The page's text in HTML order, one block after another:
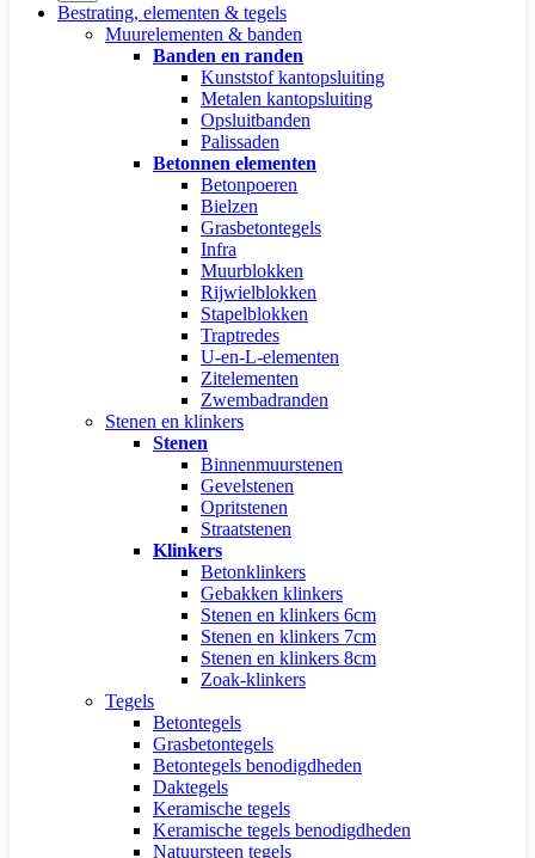
Bestrating, elementen & tegels
Muurelementen & banden
Banden en randen
Kunststof kantopsluiting
Metalen kantopsluiting
Opsluitbanden
Palissaden
Betonnen elementen
Betonpoeren
Bielzen
Grasbetontegels
Infra
Muurblokken
Rijwielblokken
Stapelblokken
Traptredes
U-en-L-elementen
Zitelementen
Zwembadranden
Stenen en klinkers
Stenen
Binnenmuurstenen
Gevelstenen
Opritstenen
Straatstenen
Klinkers
Betonklinkers
Gebakken klinkers
Stenen en klinkers 6cm
Stenen en klinkers 7cm
Stenen en klinkers 8cm
Zoak-klinkers
Tegels
Betontegels
Grasbetontegels
Betontegels benodigdheden
Daktegels
Keramische tegels
Keramische tegels benodigdheden
Natuursteen tegels